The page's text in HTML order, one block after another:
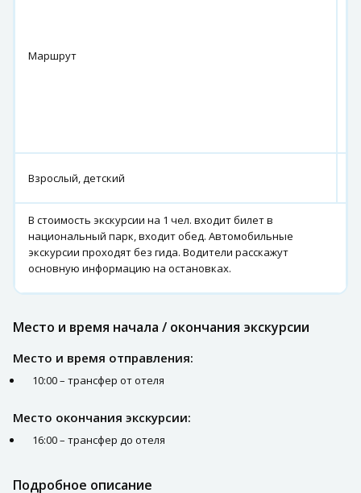
Маршрут
Взрослый, детский
В стоимость экскурсии на 1 чел. входит билет в
национальный парк, входит обед. Автомобильные
экскурсии проходят без гида. Водители расскажут
основную информацию на остановках.
Место и время начала / окончания экскурсии
Место и время отправления:
10:00 – трансфер от отеля
Место окончания экскурсии:
16:00 – трансфер до отеля
Подробное описание